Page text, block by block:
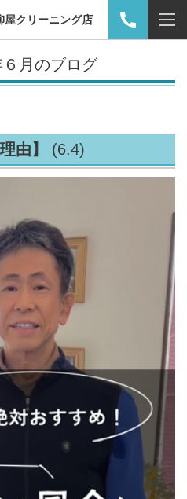
屋クリーニング店
６月のブログ
由】 (6.4)